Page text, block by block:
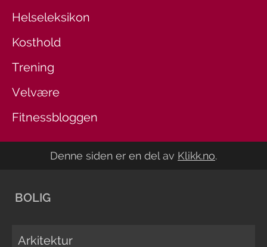
Helseleksikon
Kosthold
Trening
Velvære
Fitnessbloggen
Denne siden er en del av Klikk.no.
BOLIG
Arkitektur